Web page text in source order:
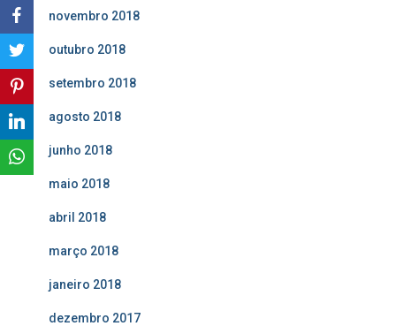
novembro 2018
outubro 2018
setembro 2018
agosto 2018
junho 2018
maio 2018
abril 2018
março 2018
janeiro 2018
dezembro 2017